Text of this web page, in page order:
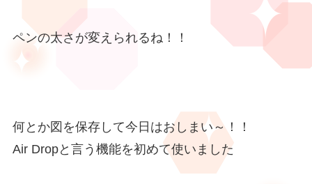
ペンの太さが変えられるね！！
何とか図を保存して今日はおしまい～！！
Air Dropと言う機能を初めて使いました